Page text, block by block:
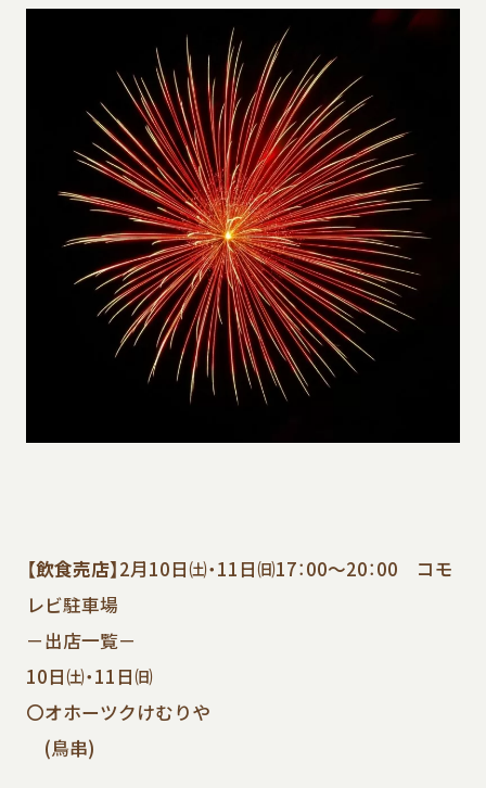
【飲食売店】2月10日㈯・11日㈰17：00～20：00 コモ
レビ駐車場
－出店一覧－
10日㈯・11日㈰
〇オホーツクけむりや
(鳥串)